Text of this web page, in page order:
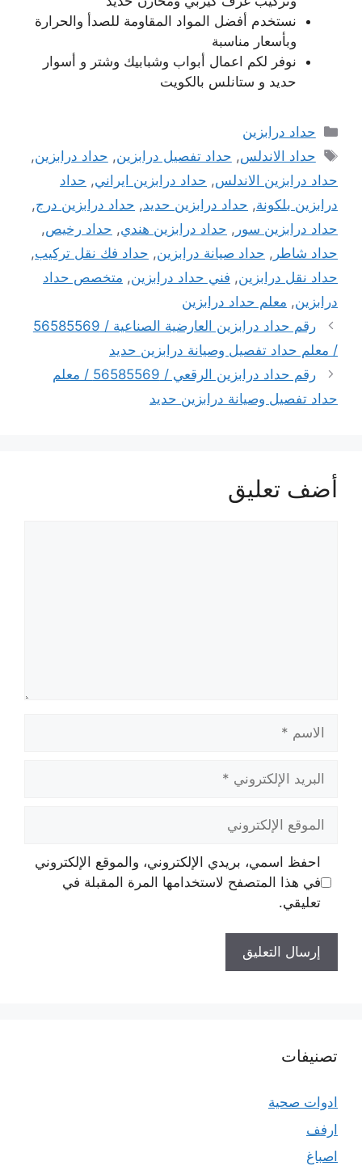
نستخدم أفضل المواد المقاومة للصدأ والحرارة
وبأسعار مناسبة
نوفر لكم اعمال أبواب وشبابيك وشتر و أسوار
حديد و ستانلس بالكويت
التصنيفات
حداد درابزين
الوسوم
حداد الاندلس, حداد تفصيل درابزين, حداد درابزين,
حداد درابزين الاندلس, حداد درابزين ايراني, حداد
درابزين بلكونة, حداد درابزين حديد, حداد درابزين درج,
حداد درابزين سور , حداد درابزين هندي, حداد رخيص,
حداد شاطر , حداد صيانة درابزين, حداد فك نقل تركيب,
حداد نقل درابزين, فني حداد درابزين, متخصص حداد
درابزين, معلم حداد درابزين
رقم حداد درابزين العارضية الصناعية / 56585569
/ معلم حداد تفصيل وصيانة درابزين حديد
رقم حداد درابزين الرقعي / 56585569 / معلم
حداد تفصيل وصيانة درابزين حديد
أضف تعليق
الإلكتروني
الإلكتروني
احفظ اسمي، بريدي الإلكتروني، والموقع الإلكتروني
في هذا المتصفح لاستخدامها المرة المقبلة في
تعليقي.
تصنيفات
ادوات صحية
ارفف
اصباغ